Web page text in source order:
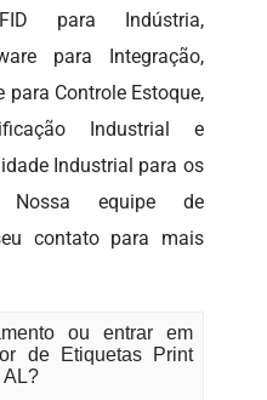
para Indústria,
para Integração,
para Controle Estoque,
Industrial e
Industrial para os
Nossa equipe de
contato para mais
ou entrar em
de Etiquetas Print
AL?